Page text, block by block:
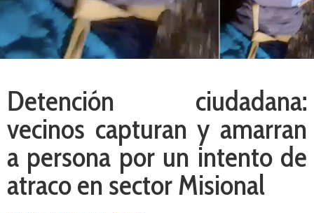
Detención ciudadana:
vecinos capturan y amarran
a persona por un intento de
atraco en sector Misional